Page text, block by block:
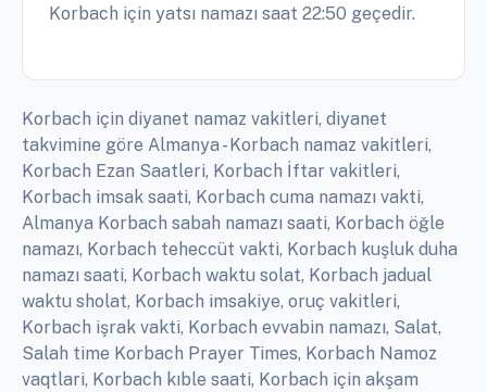
Korbach için yatsı namazı saat 22:50 geçedir.
Korbach için diyanet namaz vakitleri, diyanet
takvimine göre Almanya - Korbach namaz vakitleri,
Korbach Ezan Saatleri, Korbach İftar vakitleri,
Korbach imsak saati, Korbach cuma namazı vakti,
Almanya Korbach sabah namazı saati, Korbach öğle
namazı, Korbach teheccüt vakti, Korbach kuşluk duha
namazı saati, Korbach waktu solat, Korbach jadual
waktu sholat, Korbach imsakiye, oruç vakitleri,
Korbach işrak vakti, Korbach evvabin namazı, Salat,
Salah time Korbach Prayer Times, Korbach Namoz
vaqtlari, Korbach kıble saati, Korbach için akşam